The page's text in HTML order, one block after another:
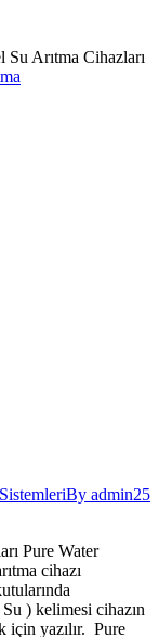
Arıtma Cihazları
By admin25
Pure Water
cihazı
) kelimesi cihazın
için yazılır. Pure